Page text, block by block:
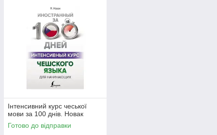
Інтенсивний курс чеської
мови за 100 днів. Новак
Готово до відправки